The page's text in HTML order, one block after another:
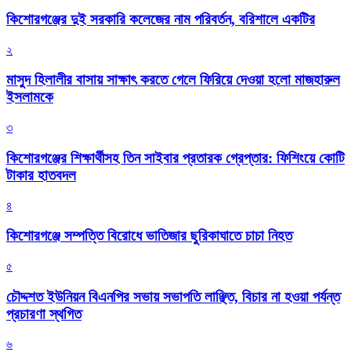
কিশোরগঞ্জের দুই সরকারি কলেজের নাম পরিবর্তন, বরিশালে একটির
২
মাসুদ হিলালীর বাসায় সাক্ষাৎ করতে গেলে ফিরিয়ে দেওয়া হলো মাজহারুল
ইসলামকে
৩
কিশোরগঞ্জের শিক্ষার্থীসহ তিন সাইবার প্রতারক গ্রেপ্তার: ফিশিংয়ে কোটি
টাকার হাতবদল
৪
কিশোরগঞ্জে সম্পত্তি বিরোধে ভাতিজার ছুরিকাঘাতে চাচা নিহত
৫
চৌদ্দশত ইউনিয়ন বিএনপির সভায় সভাপতি লাঞ্ছিত, বিচার না হওয়া পর্যন্ত
প্রচারণা স্থগিত
৬